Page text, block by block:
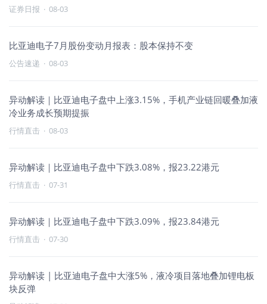
证券日报 · 08-03
比亚迪电子7月股份变动月报表：股本保持不变
公告速递 · 08-03
异动解读｜比亚迪电子盘中上涨3.15%，手机产业链回暖叠加液
冷业务成长预期提振
行情直击 · 08-03
异动解读｜比亚迪电子盘中下跌3.08%，报23.22港元
行情直击 · 07-31
异动解读｜比亚迪电子盘中下跌3.09%，报23.84港元
行情直击 · 07-30
异动解读 | 比亚迪电子盘中大涨5%，液冷项目落地叠加锂电板
块反弹